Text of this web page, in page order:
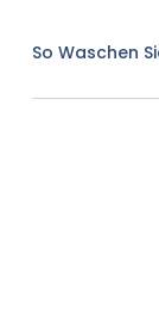
So Waschen